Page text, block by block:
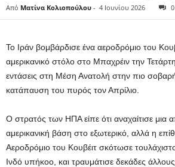
Από Ματίνα Κολιοπούλου - 4 Ιουνίου 2026 0
Το Ιράν βομβάρδισε ένα αεροδρόμιο του
αμερικανικό στόλο στο Μπαχρέιν την
εντάσεις στη Μέση Ανατολή στην πιο
κατάπαυση του πυρός τον Απρίλιο.
Ο στρατός των ΗΠΑ είπε ότι αναχαίτισε μια
αμερικανική βάση στο εξωτερικό, αλλά η
Αεροδρόμιο του Κουβέιτ σκότωσε
Ινδό υπήκοο, και τραυμάτισε δεκάδες άλλους.